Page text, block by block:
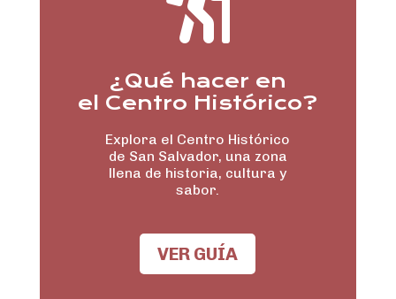
¿Qué hacer en
el Centro Histórico?
Explora el Centro Histórico
de San Salvador, una zona
llena de historia, cultura y
sabor.
VER GUÍA